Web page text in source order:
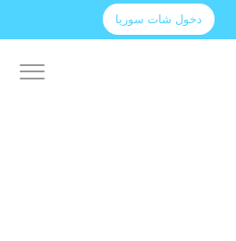
دخول شات سوريا